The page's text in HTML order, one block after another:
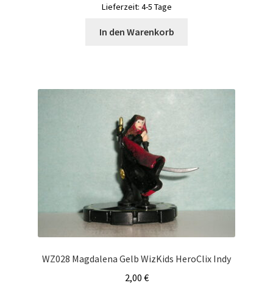
Lieferzeit: 4-5 Tage
In den Warenkorb
WZ028 Magdalena Gelb WizKids HeroClix Indy
2,00 €